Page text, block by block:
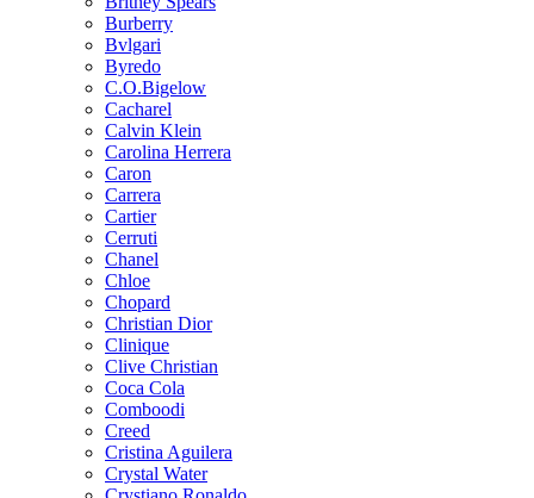
Burberry
Bvlgari
Byredo
C.O.Bigelow
Cacharel
Calvin Klein
Carolina Herrera
Caron
Carrera
Cartier
Cerruti
Chanel
Chloe
Chopard
Christian Dior
Clinique
Clive Christian
Coca Cola
Comboodi
Creed
Cristina Aguilera
Crystal Water